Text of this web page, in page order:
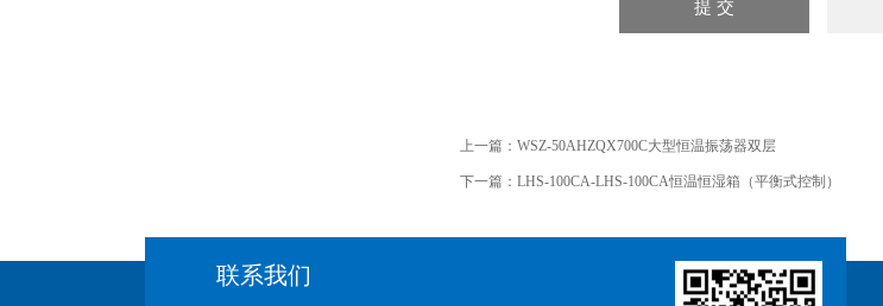
上一篇： WSZ-50AHZQX700C大型恒温振荡器双层
下一篇： LHS-100CA-LHS-100CA恒温恒湿箱（平衡式控制）
联系我们